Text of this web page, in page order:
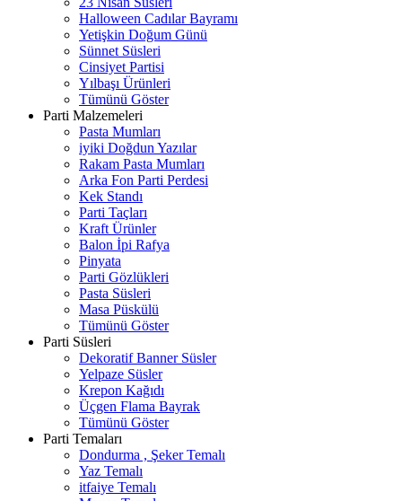
Halloween Cadılar Bayramı
Yetişkin Doğum Günü
Sünnet Süsleri
Cinsiyet Partisi
Yılbaşı Ürünleri
Tümünü Göster
Parti Malzemeleri
Pasta Mumları
iyiki Doğdun Yazılar
Rakam Pasta Mumları
Arka Fon Parti Perdesi
Kek Standı
Parti Taçları
Kraft Ürünler
Balon İpi Rafya
Pinyata
Parti Gözlükleri
Pasta Süsleri
Masa Püskülü
Tümünü Göster
Parti Süsleri
Dekoratif Banner Süsler
Yelpaze Süsler
Krepon Kağıdı
Üçgen Flama Bayrak
Tümünü Göster
Parti Temaları
Dondurma , Şeker Temalı
Yaz Temalı
itfaiye Temalı